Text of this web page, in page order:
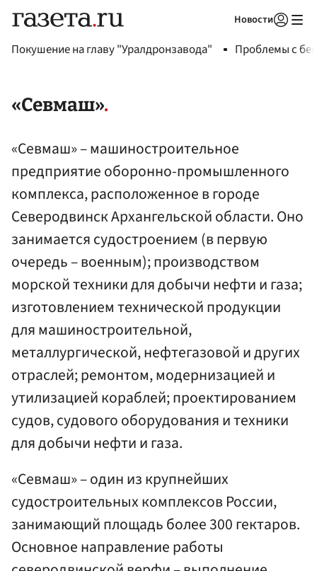
Новости
Покушение на главу "Уралдронзавода" Проблемы с
«Севмаш»
«Севмаш» – машиностроительное
предприятие оборонно-промышленного
комплекса, расположенное в городе
Северодвинск Архангельской области. Оно
занимается судостроением (в первую
очередь – военным); производством
морской техники для добычи нефти и газа;
изготовлением технической продукции
для машиностроительной,
металлургической, нефтегазовой и других
отраслей; ремонтом, модернизацией и
утилизацией кораблей; проектированием
судов, судового оборудования и техники
для добычи нефти и газа.
«Севмаш» – один из крупнейших
судостроительных комплексов России,
занимающий площадь более 300 гектаров.
Основное направление работы